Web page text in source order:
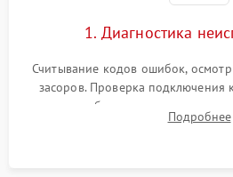
Проблемы с1. Диагностика
Считывание кодов ошибок,
засоров. Проверка подключения
жалоб на отсутствие слива,
разбрызгивателей илиПодробнее